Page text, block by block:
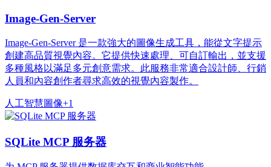
Image-Gen-Server
Image-Gen-Server 是一款強大的圖像生成工具，能從文字提示
創建高品質視覺內容。它提供快速處理、可自訂輸出，並支援
多種風格以滿足多元創意需求。此服務非常適合設計師、行銷
人員和內容創作者尋求高效的視覺內容製作。
人工智慧圖像+1
SQLite MCP 服务器